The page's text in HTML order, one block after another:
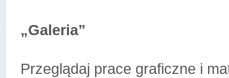
„Galeria”
Przeglądaj prace graficzne i